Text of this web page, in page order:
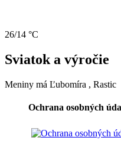
26/14 °C
Sviatok a výročie
Meniny má Ľubomíra , Rastic
Ochrana osobných